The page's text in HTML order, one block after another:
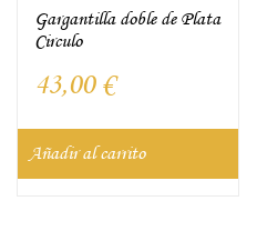
Gargantilla doble de Plata
Circulo
43,00 €
Añadir al carrito